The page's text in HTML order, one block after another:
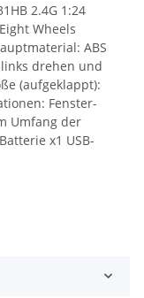
2.4G 1:24
Wheels
ABS
drehen und
(aufgeklappt):
Fenster-
Umfang der
x1 USB-